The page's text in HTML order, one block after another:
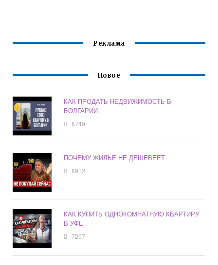
Реклама
Новое
КАК ПРОДАТЬ НЕДВИЖИМОСТЬ В
БОЛГАРИИ
8749
ПОЧЕМУ ЖИЛЬЕ НЕ ДЕШЕВЕЕТ
8912
КАК КУПИТЬ ОДНОКОМНАТНУЮ КВАРТИРУ
В УФЕ
7207